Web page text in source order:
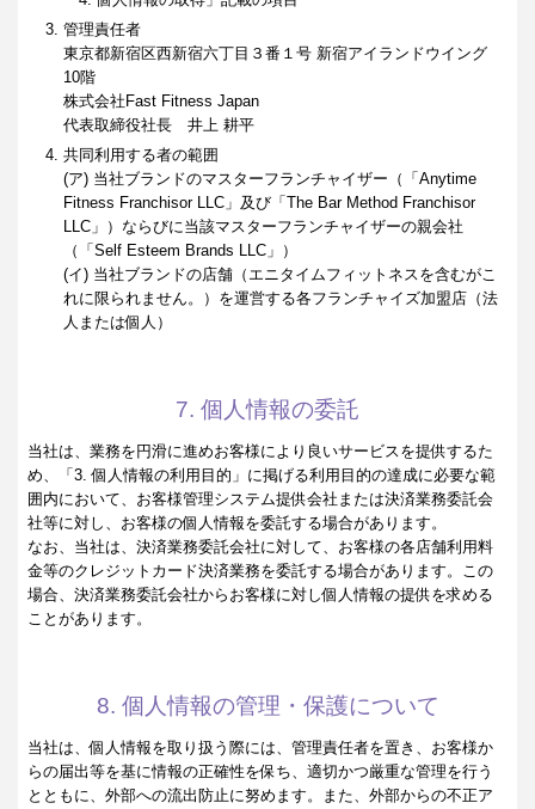
管理責任者
東京都新宿区西新宿六丁目３番１号 新宿アイランドウイング
10階
株式会社Fast Fitness Japan
代表取締役社長 井上 耕平
共同利用する者の範囲
(ア) 当社ブランドのマスターフランチャイザー（「Anytime
Fitness Franchisor LLC」及び「The Bar Method Franchisor
LLC」）ならびに当該マスターフランチャイザーの親会社
（「Self Esteem Brands LLC」）
(イ) 当社ブランドの店舗（エニタイムフィットネスを含むがこ
れに限られません。）を運営する各フランチャイズ加盟店（法
人または個人）
7. 個人情報の委託
当社は、業務を円滑に進めお客様により良いサービスを提供するた
め、「3. 個人情報の利用目的」に掲げる利用目的の達成に必要な範
囲内において、お客様管理システム提供会社または決済業務委託会
社等に対し、お客様の個人情報を委託する場合があります。
なお、当社は、決済業務委託会社に対して、お客様の各店舗利用料
金等のクレジットカード決済業務を委託する場合があります。この
場合、決済業務委託会社からお客様に対し個人情報の提供を求める
ことがあります。
8. 個人情報の管理・保護について
当社は、個人情報を取り扱う際には、管理責任者を置き、お客様か
らの届出等を基に情報の正確性を保ち、適切かつ厳重な管理を行う
とともに、外部への流出防止に努めます。また、外部からの不正ア